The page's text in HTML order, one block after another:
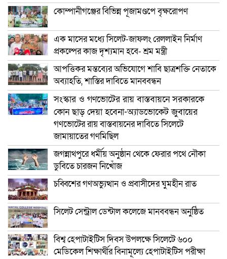
কোম্পানীগঞ্জের বিভিন্ন পূজামণ্ডপে বৃক্ষরোপণ
এক মাসের মধ্যে সিলেট-জাফলং রেললাইন নির্মাণ
প্রকল্পের কাজ দৃশ্যমান হবে- শ্রম মন্ত্রী
আপত্তিকর মন্তব্যের অভিযোগে শাবি ছাত্রশক্তি নেতাকে
অব্যাহতি, শাস্তির দাবিতে মানববন্ধন
সংস্কার ও গণভোটের রায় বাস্তবায়নে সরকারকে
কোন ছাড় দেয়া হবেনা-অ্যাডভোকেট জুবায়ের
গণভোটের রায় বাস্তবায়নের দাবিতে সিলেটে
জামায়াতের গণমিছিল
জগন্নাথপুরে ধর্মীয় অনুষ্ঠান থেকে ফেরার পথে নৌকা
ডুবিতে চারজন নিখোঁজ
চব্বিশের গণঅভ্যুত্থান ও প্রবাসীদের ঘুমহীন রাত
সিলেট সেন্ট্রাল ডেন্টাল কলেজে মানববন্ধন অনুষ্ঠিত
বিশ্ব হেপাটাইটিস দিবস উপলক্ষে সিলেটে ৬০০
মেডিকেল শিক্ষার্থীর বিনামূল্যে হেপাটাইটিস পরীক্ষা